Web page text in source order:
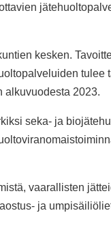
kesken.
tulee
alkuvuodesta 2023.
seka- ja
vaarallisten
ja